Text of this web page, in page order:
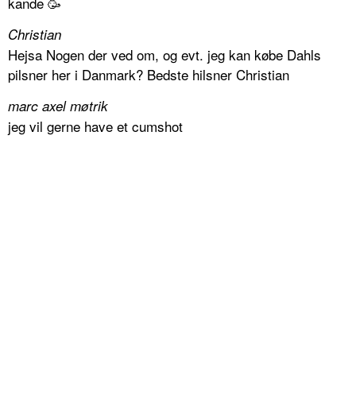
Christian
Hejsa Nogen der ved om, og evt. jeg kan købe Dahls
pilsner her i Danmark? Bedste hilsner Christian
marc axel møtrik
jeg vil gerne have et cumshot